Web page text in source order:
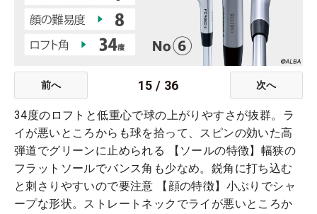
前へ 15 / 36 次へ
34度のロフトと低重心で球の上がりやすさが抜群。ラ
イが悪いところからも球を拾って、スピンの効いた高
弾道でグリーンに止められる 【ソールの特徴】幅狭の
フラットソールでバンス角も少なめ。鋭角に打ち込む
と刺さりやすいので要注意 【顔の特徴】小ぶりでシャ
ープな形状。ストレートネックでライが悪いところか